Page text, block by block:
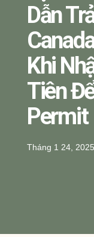
Dẫn
Khi
Tiên
Permit
Tháng 1 24, 2025